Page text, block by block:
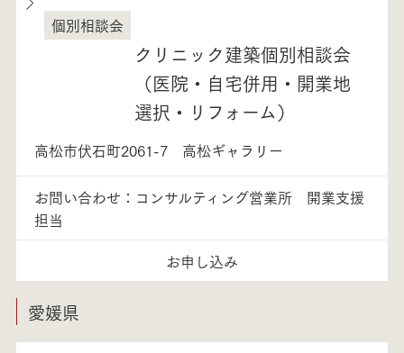
香川県
個別相談会
クリニック建築個別相談会
（医院・自宅併用・開業地
選択・リフォーム）
高松市伏石町2061-7 高松ギャラリー
お問い合わせ：コンサルティング営業所 開業支援
担当
お申し込み
愛媛県